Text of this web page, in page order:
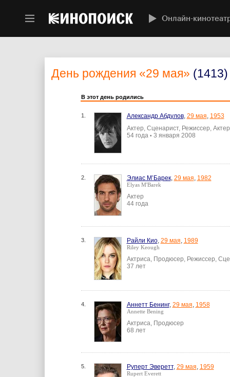
Онлайн-
День рождения «29 мая» (1413)
В этот день родились
1. Александр Абдулов, 29 мая, 1953
Актер, Сценарист, Режиссер,
54 года • 3 января 2008
2. Элиас М’Барек, 29 мая, 1982
Elyas M'Barek
Актер
44 года
3. Райли Кио, 29 мая, 1989
Riley Keough
Актриса, Продюсер, Режиссер,
37 лет
4. Аннетт Бенинг, 29 мая, 1958
Annette Bening
Актриса, Продюсер
68 лет
5. Руперт Эверетт, 29 мая, 1959
Rupert Everett